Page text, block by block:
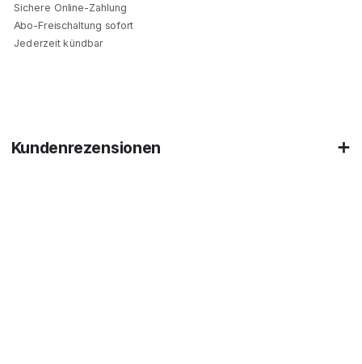
Sichere Online-Zahlung
Abo-Freischaltung sofort
Jederzeit kündbar
Kundenrezensionen